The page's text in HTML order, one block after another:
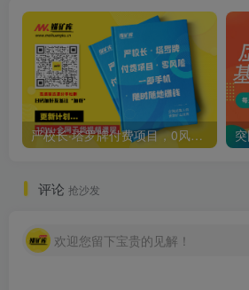
奇艺会员业务总裁、得到联
合创始人、领英联合创始人
推荐）-by-罗比·凯尔曼·巴克
斯特-[罗比·凯尔曼·巴克斯特]
严校长·塔罗牌付费项目，0风险，一台手机，随时随地赚钱价值1000元
评论 抢沙发
欢迎您留下宝贵的见解！